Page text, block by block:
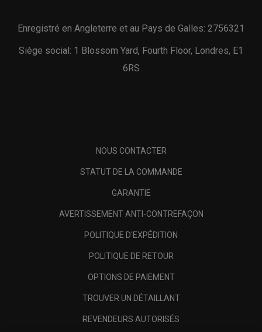
Enregistré en Angleterre et au Pays de Galles: 2756321
Siège social: 1 Blossom Yard, Fourth Floor, Londres, E1
6RS
NOUS CONTACTER
STATUT DE LA COMMANDE
GARANTIE
AVERTISSEMENT ANTI-CONTREFAÇON
POLITIQUE D'EXPÉDITION
POLITIQUE DE RETOUR
OPTIONS DE PAIEMENT
TROUVER UN DÉTAILLANT
REVENDEURS AUTORISÉS